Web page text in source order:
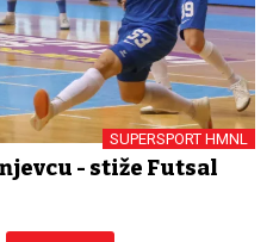
SUPERSPORT HMNL
- stiže Futsal